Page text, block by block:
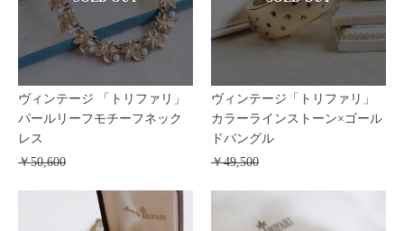
ヴィンテージ 「トリファリ」
パールリーフモチーフネック
レス
￥50,600
ヴィンテージ「トリファリ」
カラーラインストーン×ゴール
ドバングル
￥49,500